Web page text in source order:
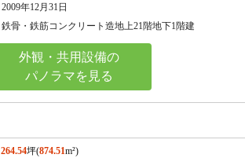
2009年12月31日
鉄骨・鉄筋コンクリート造地上21階地下1階建
外観・共用設備の
パノラマを見る
264.54坪(874.51m²)